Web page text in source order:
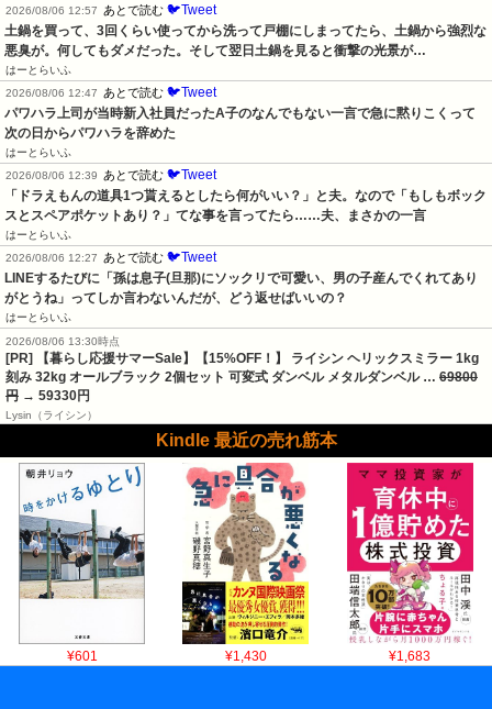
2026/08/06 12:57
あとで読む 🐦Tweet
土鍋を買って、3回くらい使ってから洗って戸棚にしまってたら、土鍋から強烈な
悪臭が。何してもダメだった。そして翌日土鍋を見ると衝撃の光景が…
はーとらいふ
2026/08/06 12:47
あとで読む 🐦Tweet
パワハラ上司が当時新入社員だったA子のなんでもない一言で急に黙りこくって
次の日からパワハラを辞めた
はーとらいふ
2026/08/06 12:39
あとで読む 🐦Tweet
「ドラえもんの道具1つ貰えるとしたら何がいい？」と夫。なので「もしもボック
スとスペアポケットあり？」てな事を言ってたら……夫、まさかの一言
はーとらいふ
2026/08/06 12:27
あとで読む 🐦Tweet
LINEするたびに「孫は息子(旦那)にソックリで可愛い、男の子産んでくれてあり
がとうね」ってしか言わないんだが、どう返せばいいの？
はーとらいふ
2026/08/06 13:30時点
[PR] 【暮らし応援サマーSale】【15%OFF！】 ライシン ヘリックスミラー 1kg
刻み 32kg オールブラック 2個セット 可変式 ダンベル メタルダンベル … 69800
円 → 59330円
Lysin（ライシン）
Kindle 最近の売れ筋本
¥601 ¥1,430 ¥1,683